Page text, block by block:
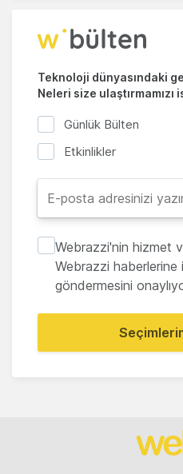
Teknoloji dünyasındaki
Neleri size ulaştırmamızı
Günlük Bülten
Etkinlikler
Webrazzi'nin hizmet
Webrazzi
göndermesini